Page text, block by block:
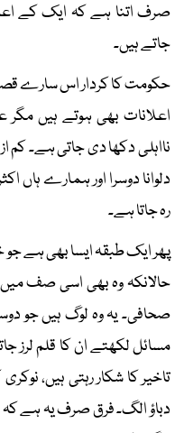
صرف اتنا ہے کہ ایک کے
جاتے ہیں۔
حکومت کا کردار اس سارے
اعلانات بھی ہوتے ہیں
نااہلی دکھا دی جاتی ہے۔ کم
دلوانا دوسرا اور ہمارے ہاں
رہ جاتا ہے۔
پھر ایک طبقہ ایسا بھی ہے
حالانکہ وہ بھی اسی صف میں
صحافی۔ یہ وہ لوگ ہیں جو
مسائل لکھتے ان کا قلم لرز
تاخیر کا شکار رہتی ہیں،
دباؤ الگ۔ فرق صرف یہ ہے کہ